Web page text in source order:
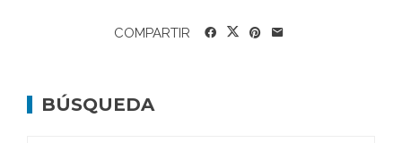
COMPARTIR
BÚSQUEDA